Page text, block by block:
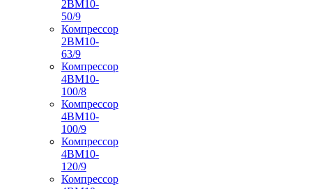
2ВМ10-
50/9
Компрессор
2ВМ10-
63/9
Компрессор
4ВМ10-
100/8
Компрессор
4ВМ10-
100/9
Компрессор
4ВМ10-
120/9
Компрессор